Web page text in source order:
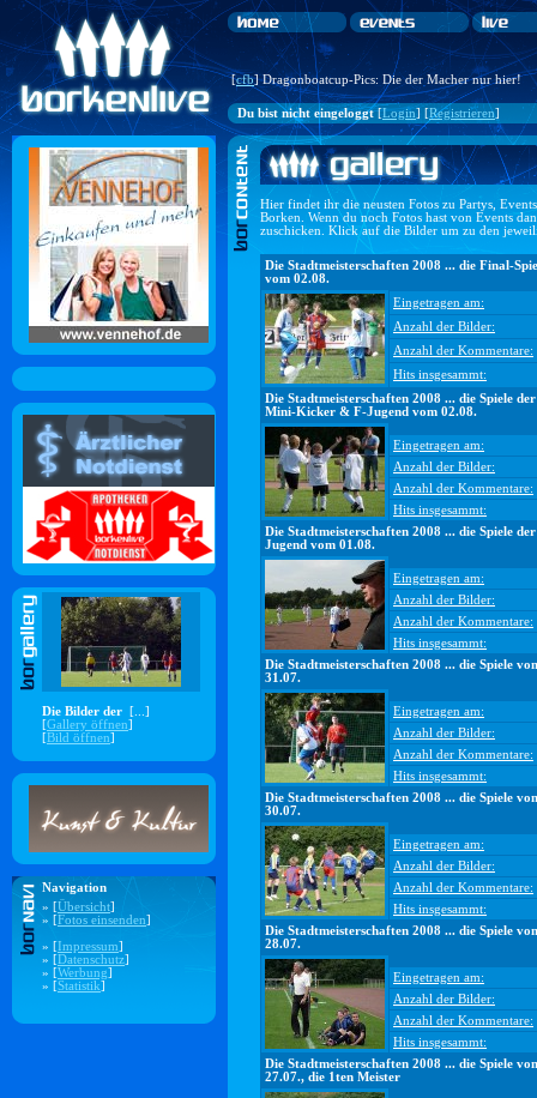
[cfb] Dragonboatcup-Pics: Die der Macher nur hier!
Du bist nicht eingeloggt[Login] [Registrieren]
Die Bilder der
[...]
[Gallery öffnen]
[Bild öffnen]
Navigation
» [Übersicht]
» [Fotos einsenden]
» [Impressum]
» [Datenschutz]
» [Werbung]
» [Statistik]
Hier findet ihr die neusten Fotos zu Partys,
Borken. Wenn du noch Fotos hast von Events
zuschicken. Klick auf die Bilder um zu den
Die Stadtmeisterschaften 2008 ... die Final-
vom 02.08.
Eingetragen am:
Anzahl der Bilder:
Anzahl der Kommentare:
Hits insgesammt:
Die Stadtmeisterschaften 2008 ... die Spiele der
Mini-Kicker & F-Jugend vom 02.08.
Eingetragen am:
Anzahl der Bilder:
Anzahl der Kommentare:
Hits insgesammt:
Die Stadtmeisterschaften 2008 ... die Spiele
Jugend vom 01.08.
Eingetragen am:
Anzahl der Bilder:
Anzahl der Kommentare:
Hits insgesammt:
Die Stadtmeisterschaften 2008 ... die Spiele
31.07.
Eingetragen am:
Anzahl der Bilder:
Anzahl der Kommentare:
Hits insgesammt:
Die Stadtmeisterschaften 2008 ... die Spiele
30.07.
Eingetragen am:
Anzahl der Bilder:
Anzahl der Kommentare:
Hits insgesammt:
Die Stadtmeisterschaften 2008 ... die Spiele
28.07.
Eingetragen am:
Anzahl der Bilder:
Anzahl der Kommentare:
Hits insgesammt:
Die Stadtmeisterschaften 2008 ... die Spiele
27.07., die 1ten Meister